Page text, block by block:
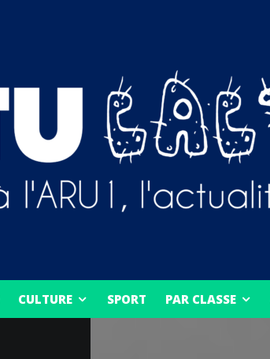
CULTURE SPORT PAR CLASSE